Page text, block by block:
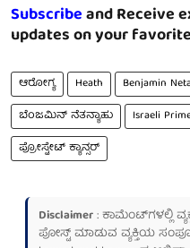
Subscribeand Receive
updates on your
ಆರೋಗ್ಯ Heath Benjamin
ಬೆಂಜಮಿನ್ ನೆತನ್ಯಾಹು
Israeli
ಪ್ರೋಸ್ಟೇಟ್ ಕ್ಯಾನ್ಸರ್‌
Disclaimer: ಕಾಮೆಂಟ್‌ಗಳಲ್ಲಿ
ಪೋಸ್ಟ್ ಮಾಡುವ ವ್ಯಕ್ತಿಯ